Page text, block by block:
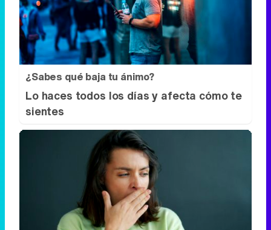
¿Sabes qué baja tu ánimo?
Lo haces todos los días y afecta cómo te
sientes